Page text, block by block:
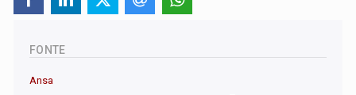
FONTE
Ansa